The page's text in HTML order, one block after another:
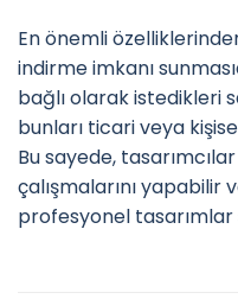
En önemli
indirme imkanı
bağlı olarak istedikleri
bunları ticari veya
Bu sayede, tasarımcılar
çalışmalarını
profesyonel tasarımlar